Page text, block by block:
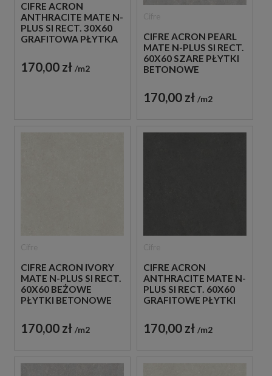
CIFRE ACRON
ANTHRACITE MATE N-
PLUS SI RECT. 30X60
GRAFITOWA PŁYTKA
170,00 zł m2
CIFRE ACRON PEARL
MATE N-PLUS SI RECT.
60X60 SZARE PŁYTKI
BETONOWE
170,00 zł m2
CIFRE ACRON IVORY
MATE N-PLUS SI RECT.
60X60 BEŻOWE
PŁYTKI BETONOWE
170,00 zł m2
CIFRE ACRON
ANTHRACITE MATE N-
PLUS SI RECT. 60X60
GRAFITOWE PŁYTKI
170,00 zł m2